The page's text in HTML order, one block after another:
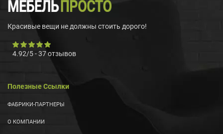
Красивые вещи не должны стоить дорого!
4.92/5-37отзывов
Полезные Ссылки
ФАБРИКИ-ПАРТНЕРЫ
О КОМПАНИИ